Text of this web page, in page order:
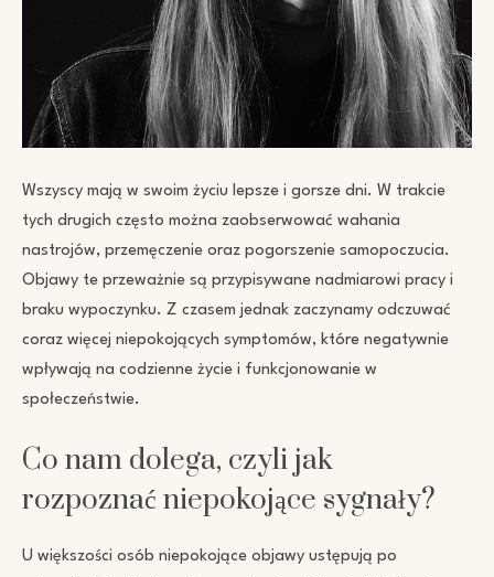
Wszyscy mają w swoim życiu lepsze i gorsze dni. W trakcie
tych drugich często można zaobserwować wahania
nastrojów, przemęczenie oraz pogorszenie samopoczucia.
Objawy te przeważnie są przypisywane nadmiarowi pracy i
braku wypoczynku. Z czasem jednak zaczynamy odczuwać
coraz więcej niepokojących symptomów, które negatywnie
wpływają na codzienne życie i funkcjonowanie w
społeczeństwie.
Co nam dolega, czyli jak
rozpoznać niepokojące sygnały?
U większości osób niepokojące objawy ustępują po